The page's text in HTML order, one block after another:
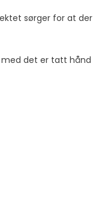
sørger for at der
med det er tatt hånd